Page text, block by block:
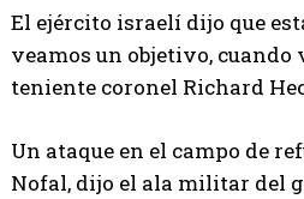
El ejército israelí dijo que
veamos un objetivo, cuando
teniente coronel Richard
Un ataque en el campo de
Nofal, dijo el ala militar del